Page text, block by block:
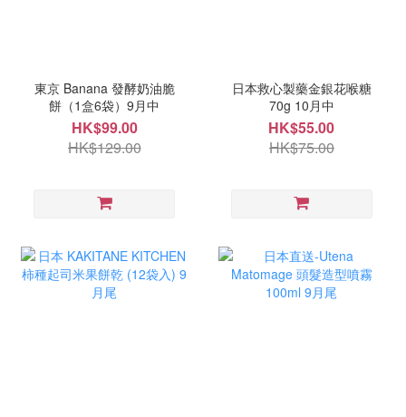
東京 Banana 發酵奶油脆
餅（1盒6袋）9月中
HK$99.00
HK$129.00
日本救心製藥金銀花喉糖
70g 10月中
HK$55.00
HK$75.00